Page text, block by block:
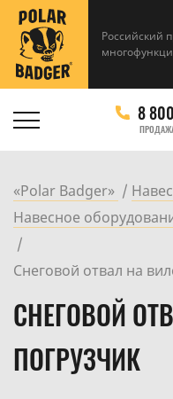
Российский
8
«Polar Badger»
Навесное
Снеговой отвал на
СНЕГОВОЙ
ПОГРУЗЧИК